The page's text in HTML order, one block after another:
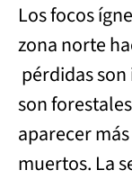
Los focos
zona norte
pérdidas
son
aparecer
muertos. La